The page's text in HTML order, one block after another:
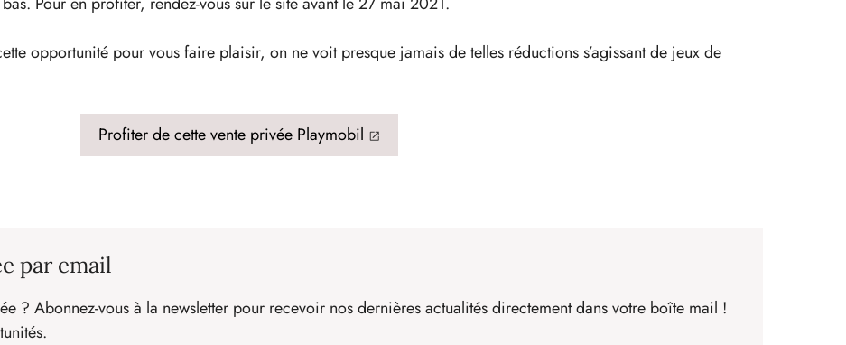
opportunité pour vous faire plaisir, on ne voit presque jamais de telles réductions s’agissant de jeux de
Profiter de cette vente privée Playmobil
par email
? Abonnez-vous à la newsletter pour recevoir nos dernières actualités directement dans votre boîte mail !